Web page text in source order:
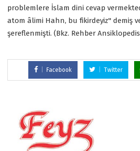
problemlere İslam dini cevap
atom âlimi Hahn, bu fikirdeyiz" demiş
şereflenmişti. (Bkz. Rehber
Facebook Twitter